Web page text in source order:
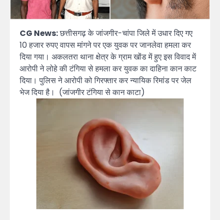
CG News:छत्तीसगढ़ के जांजगीर-चांपा जिले में उधार दिए गए
10 हजार रुपए वापस मांगने पर एक युवक पर जानलेवा हमला कर
दिया गया। अकलतरा थाना क्षेत्र के ग्राम खोंड में हुए इस विवाद में
आरोपी ने लोहे की टंगिया से हमला कर युवक का दाहिना कान काट
दिया। पुलिस ने आरोपी को गिरफ्तार कर न्यायिक रिमांड पर जेल
भेज दिया है। (जांजगीर टंगिया से कान काटा)